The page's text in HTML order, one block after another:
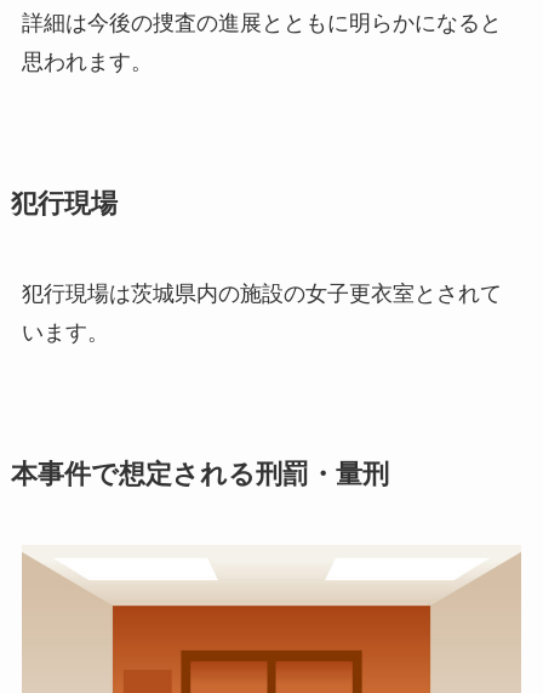
詳細は今後の捜査の進展とともに明らかになると
思われます。
犯行現場
犯行現場は茨城県内の施設の女子更衣室とされて
います。
本事件で想定される刑罰・量刑